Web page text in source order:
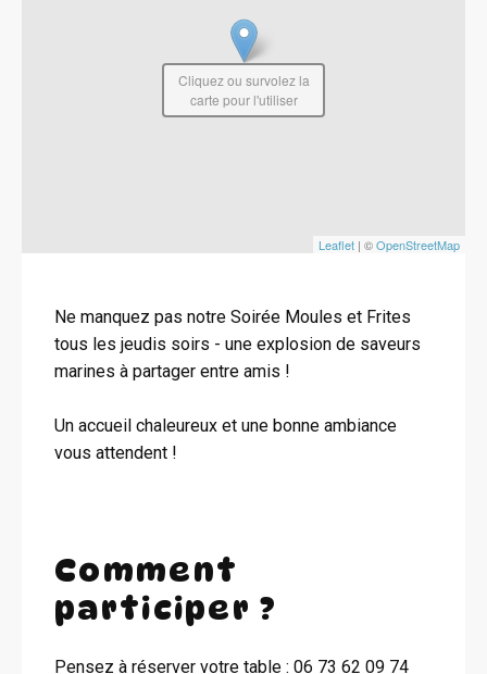
Leaflet | ©OpenStreetMap
Cliquez ou survolez la
carte pour l'utiliser
Ne manquez pas notre Soirée Moules et Frites
tous les jeudis soirs - une explosion de saveurs
marines à partager entre amis !
Un accueil chaleureux et une bonne ambiance
vous attendent !
Comment
participer ?
Pensez à réserver votre table : 06 73 62 09 74